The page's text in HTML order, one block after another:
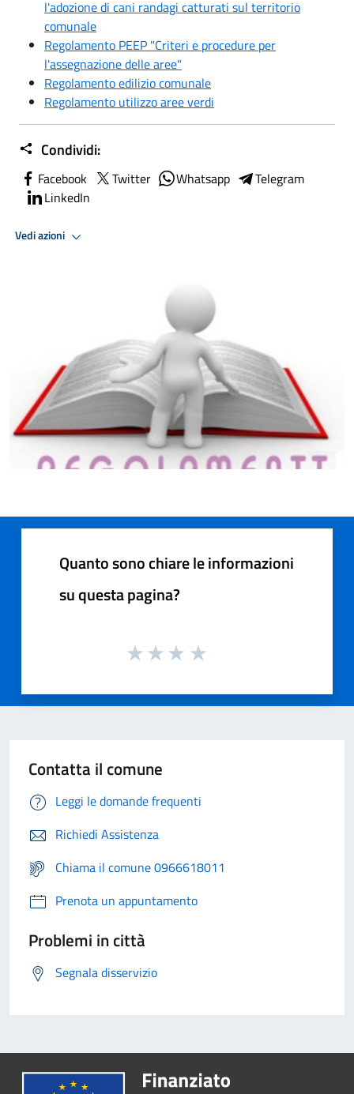
l'adozione di cani randagi catturati sul territorio
comunale
Regolamento PEEP "Criteri e procedure per
l'assegnazione delle aree"
Regolamento edilizio comunale
Regolamento utilizzo aree verdi
Condividi:
Facebook Twitter Whatsapp
Telegram
LinkedIn
Vedi azioni
Quanto sono chiare le informazioni
su questa pagina?
Contatta il comune
Leggi le domande frequenti
Richiedi Assistenza
Chiama il comune 0966618011
Prenota un appuntamento
Problemi in città
Segnala disservizio